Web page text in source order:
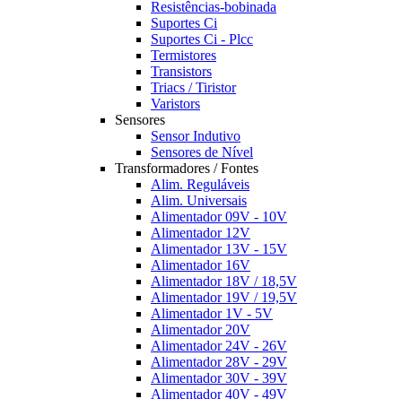
Resistências-bobinada
Suportes Ci
Suportes Ci - Plcc
Termistores
Transistors
Triacs / Tiristor
Varistors
Sensores
Sensor Indutivo
Sensores de Nível
Transformadores / Fontes
Alim. Reguláveis
Alim. Universais
Alimentador 09V - 10V
Alimentador 12V
Alimentador 13V - 15V
Alimentador 16V
Alimentador 18V / 18,5V
Alimentador 19V / 19,5V
Alimentador 1V - 5V
Alimentador 20V
Alimentador 24V - 26V
Alimentador 28V - 29V
Alimentador 30V - 39V
Alimentador 40V - 49V